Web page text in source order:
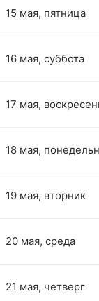
15 мая, пятница
16 мая, суббота
17 мая,
18 мая,
19 мая, вторник
20 мая, среда
21 мая, четверг